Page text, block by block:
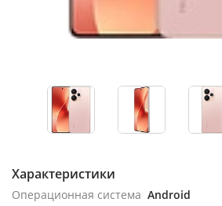
Характеристики
Операционная система Android